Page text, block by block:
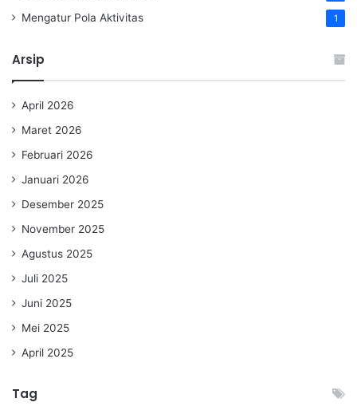
Mengatur Pola Aktivitas 1
Arsip
April 2026
Maret 2026
Februari 2026
Januari 2026
Desember 2025
November 2025
Agustus 2025
Juli 2025
Juni 2025
Mei 2025
April 2025
Tag